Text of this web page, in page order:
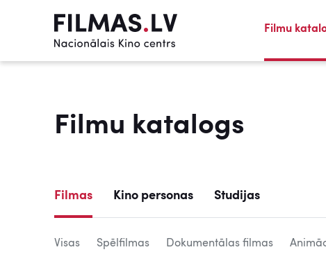
Filmu
Filmu katalogs
Filmas Kino personas Studijas
Visas Spēlfilmas Dokumentālas filmas